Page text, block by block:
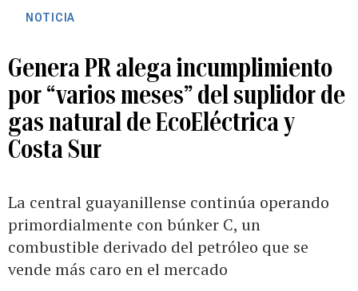
NOTICIA
Genera PR alega incumplimiento
por “varios meses” del suplidor de
gas natural de EcoEléctrica y
Costa Sur
La central guayanillense continúa operando
primordialmente con búnker C, un
combustible derivado del petróleo que se
vende más caro en el mercado